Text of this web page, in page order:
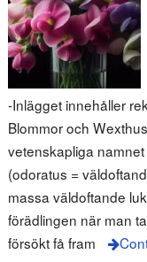
-Inlägget innehåller
Blommor och
vetenskapliga
(odoratus =
massa väldoftande
förädlingen när man
försökt få fram